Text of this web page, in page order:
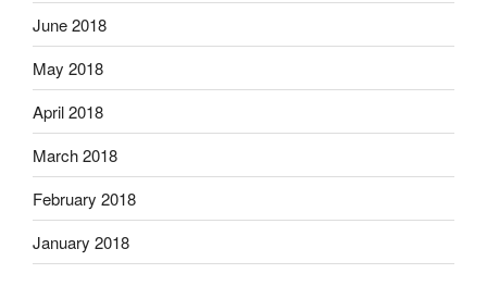
June 2018
May 2018
April 2018
March 2018
February 2018
January 2018